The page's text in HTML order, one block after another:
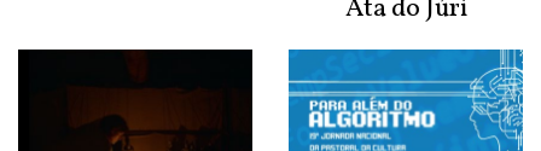
Ata do Júri